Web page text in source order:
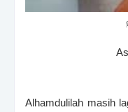
Alhamdulilah masih